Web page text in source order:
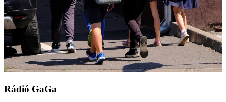
Rádió GaGa